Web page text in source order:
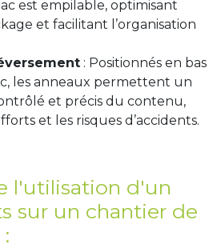
est empilable, optimisant
et facilitant l’organisation
: Positionnés en bas
les anneaux permettent un
et précis du contenu,
et les risques d’accidents.
l'utilisation d'un
sur un chantier de